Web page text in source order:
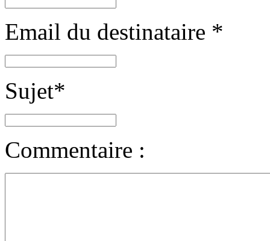
Email du destinataire *
Sujet*
Commentaire :